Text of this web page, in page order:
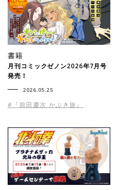
書籍
月刊コミックゼノン2026年7月号
発売！
2026.05.25
#『前田慶次 かぶき旅』